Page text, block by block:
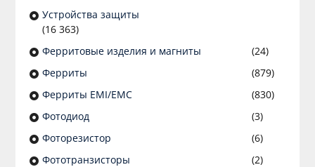
Устройства защиты
(16 363)
Ферритовые изделия и магниты
(24)
Ферриты
(879)
Ферриты EMI/EMC
(830)
Фотодиод
(3)
Фоторезистор
(6)
Фототранзисторы
(2)